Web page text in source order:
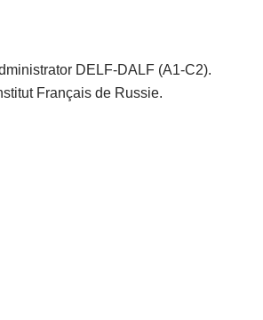
DELF-DALF (A1-C2).
Français de Russie.